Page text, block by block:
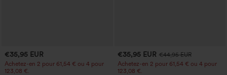
€35,95 EUR
Achetez-en 2 pour 61,54 € ou 4 pour
123,08 €.
€35,95 EUR €44,95 EUR
Achetez-en 2 pour 61,54 € ou 4 pour
123,08 €.